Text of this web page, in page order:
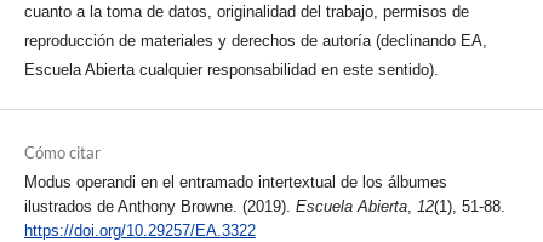
cuanto a la toma de datos, originalidad del trabajo, permisos de
reproducción de materiales y derechos de autoría (declinando EA,
Escuela Abierta cualquier responsabilidad en este sentido).
Cómo citar
Modus operandi en el entramado intertextual de los álbumes
ilustrados de Anthony Browne. (2019). Escuela Abierta, 12(1), 51-88.
https://doi.org/10.29257/EA.3322